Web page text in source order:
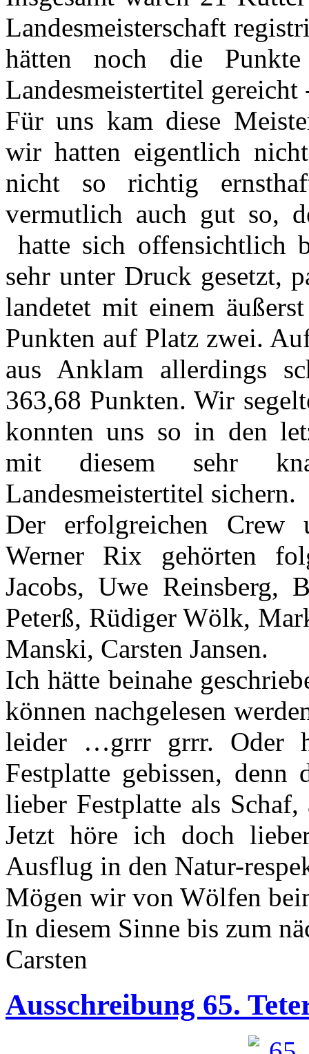
Landesmeisterschaft
hätten noch die
Landesmeistertitel
Für uns kam diese
wir hatten eigentlich
nicht so richtig
vermutlich auch gut so,
hatte sich offensichtlich
sehr unter Druck gesetzt,
landetet mit einem
Punkten auf Platz zwei.
aus Anklam allerdings
363,68 Punkten. Wir
konnten uns so in den
mit diesem sehr
Landesmeistertitel sichern.
Der erfolgreichen Crew
Werner Rix gehörten
Jacobs, Uwe Reinsberg,
Peterß, Rüdiger Wölk,
Manski, Carsten Jansen.
Ich hätte beinahe
können nachgelesen
leider …grrr grrr. Oder
Festplatte gebissen,
lieber Festplatte als Schaf,
Jetzt höre ich doch
Ausflug in den Natur-
Mögen wir von Wölfen
In diesem Sinne bis zum
Carsten
Ausschreibung 65.